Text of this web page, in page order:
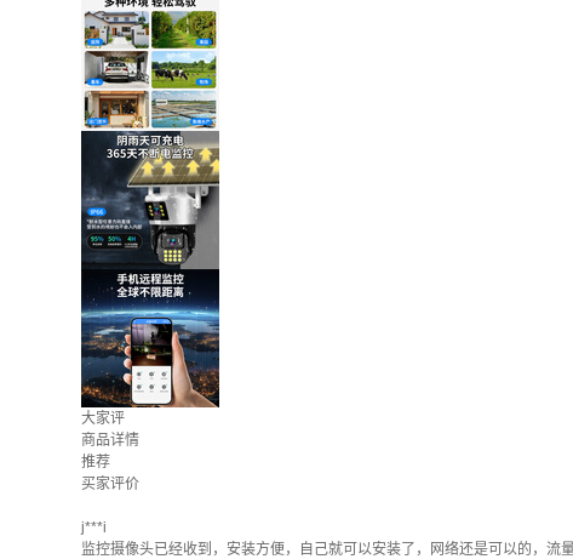
大家评
商品详情
推荐
买家评价
j***i
监控摄像头已经收到，安装方便，自己就可以安装了，网络还是可以的，流